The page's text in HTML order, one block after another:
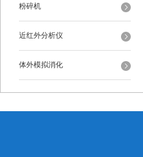
粉碎机
近红外分析仪
体外模拟消化